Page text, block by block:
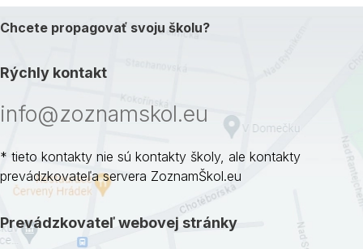
Chcete propagovať svoju školu?
Rýchly kontakt
info@zoznamskol.eu
* tieto kontakty nie sú kontakty školy, ale kontakty
prevádzkovateľa servera ZoznamŠkol.eu
Prevádzkovateľ webovej stránky